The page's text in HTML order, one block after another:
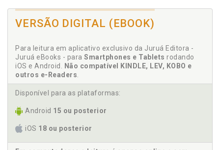
Universidad de Cantábria, em Santander, na Espanha.
Professor Visitante da Universidad de El Salvardor, em
Buenos Aires, na Argentina. Professor Visitante da
Uruguai. Advogado e Parecerista nas áreas do Direito Civil,
Direito Ambiental, Direito Cooperativo, Direito Constitucional,
Direito Empresarial e Direito Educacional. Diretor Geral de
Kheíron Educacional. Prêmio da International Cooperative
Asociation of Law, como melhor trabalho científico do ano de
2003. Prêmio Ortzadar 2003-2004 do VI Concurso de
Bilbao, na Espanha, com o conto El Pañuelo Azul.
VERSÃO DIGITAL (EBOOK)
Para leitura em aplicativo exclusivo da Juruá Editora -
Juruá eBooks - para Smartphones e Tablets rodando
iOS e Android. Não compatível KINDLE, LEV, KOBO e
outros e-Readers.
Disponível para as plataformas:
Android 15 ou posterior
iOS 18 ou posterior